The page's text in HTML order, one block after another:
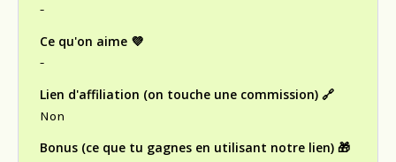
-
Ce qu'on aime 💜
-
Lien d'affiliation (on touche une commission) 🔗
Non
Bonus (ce que tu gagnes en utilisant notre lien) 🎁